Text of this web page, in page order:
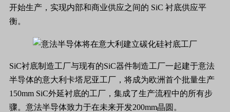
开始生产，实现内部和商业供应之间的 SiC 衬底供应平
衡。
SiC衬底制造工厂与现有的SiC器件制造工厂一起建于意法
半导体的意大利卡塔尼亚工厂，将成为欧洲首个批量生产
150mm SiC外延衬底的工厂，集成了生产流程中的所有步
骤。意法半导体致力于在未来开发200mm晶圆。